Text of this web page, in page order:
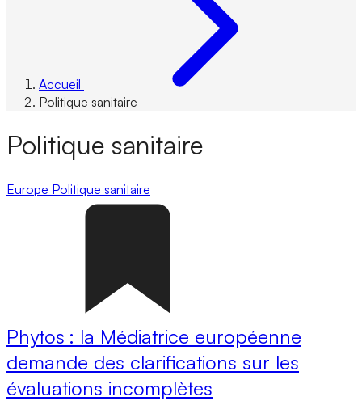
Accueil
Politique sanitaire
Politique sanitaire
Europe Politique sanitaire
Phytos : la Médiatrice européenne
demande des clarifications sur les
évaluations incomplètes